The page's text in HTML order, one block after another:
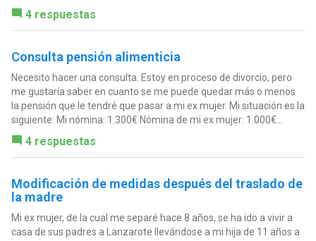
4 respuestas
Consulta pensión alimenticia
Necesito hacer una consulta. Estoy en proceso de divorcio, pero
me gustaría saber en cuanto se me puede quedar más o menos
la pensión que le tendré que pasar a mi ex mujer. Mi situación es la
siguiente: Mi nómina: 1.300€ Nómina de mi ex mujer: 1.000€...
4 respuestas
Modificación de medidas después del traslado de
la madre
Mi ex mujer, de la cual me separé hace 8 años, se ha ido a vivir a
casa de sus padres a Lanzarote llevándose a mi hija de 11 años a